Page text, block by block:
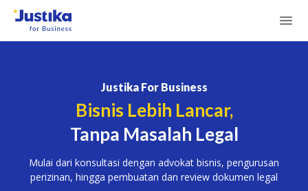
Justika For Business
Bisnis Lebih Lancar,
Tanpa Masalah Legal
Mulai dari konsultasi dengan advokat bisnis, pengurusan
perizinan, hingga pembuatan dan review dokumen legal